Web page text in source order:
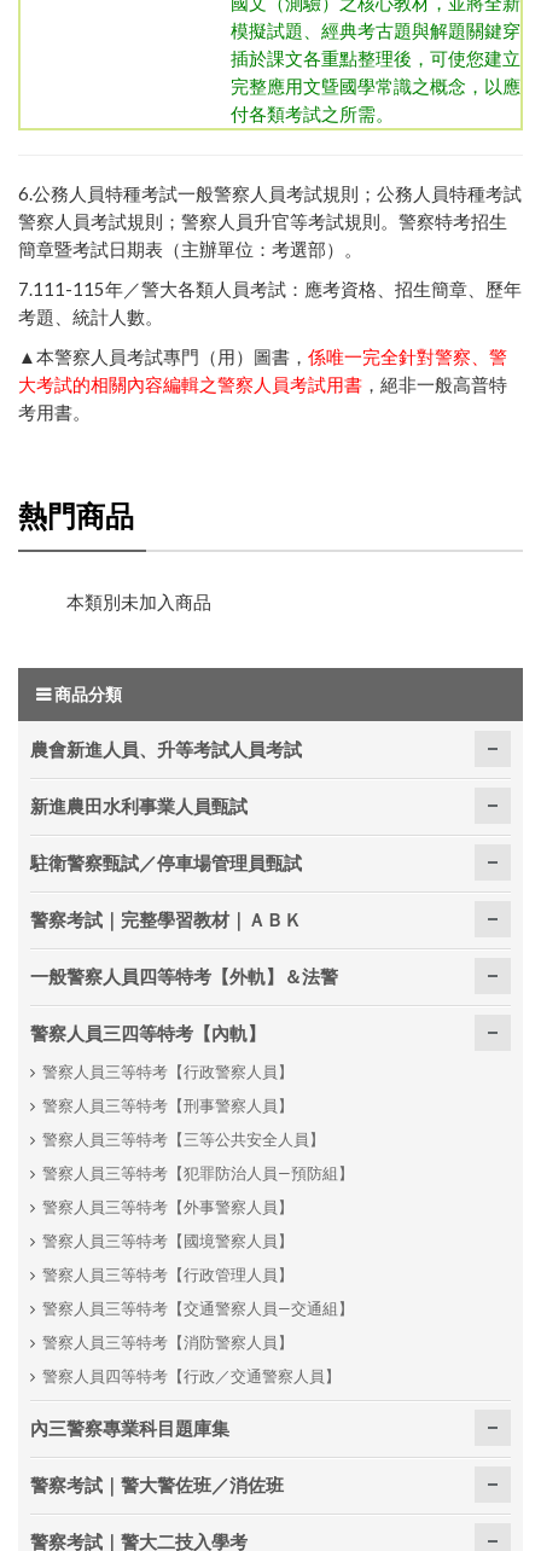
模擬試題、經典考古題與解題關鍵穿
插於課文各重點整理後，可使您建立
完整應用文曁國學常識之概念，以應
付各類考試之所需。
6.公務人員特種考試一般警察人員考試規則 ； 公務人員特種考試
警察人員考試規則 ； 警察人員升官等考試規則 。 警察特考招生
簡章暨考試日期表（主辦單位：考選部）
。
7.111-115年／警大各類人員考試：應考資格、招生簡章、歷年
考題、統計人數。
▲本警察人員考試專門（用）圖書， 係唯一完全針對警察、警
大考試的相關內容編輯之警察人員考試用書 ，絕非一般高普特
考用書。
熱門商品
本類別未加入商品
商品分類
農會新進人員、升等考試人員考試
新進農田水利事業人員甄試
駐衛警察甄試／停車場管理員甄試
警察考試｜完整學習教材｜ＡＢＫ
一般警察人員四等特考【外軌】＆法警
警察人員三四等特考【內軌】
警察人員三等特考【行政警察人員】
警察人員三等特考【刑事警察人員】
警察人員三等特考【三等公共安全人員】
警察人員三等特考【犯罪防治人員—預防組】
警察人員三等特考【外事警察人員】
警察人員三等特考【國境警察人員】
警察人員三等特考【行政管理人員】
警察人員三等特考【交通警察人員—交通組】
警察人員三等特考【消防警察人員】
警察人員四等特考【行政／交通警察人員】
內三警察專業科目題庫集
警察考試｜警大警佐班／消佐班
警察考試｜警大二技入學考